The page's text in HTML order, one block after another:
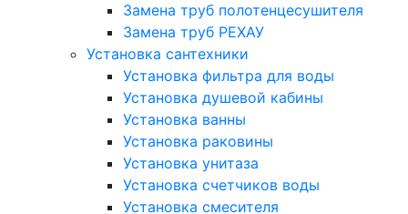
Замена труб полотенцесушителя
Замена труб РЕХАУ
Установка сантехники
Установка фильтра для воды
Установка душевой кабины
Установка ванны
Установка раковины
Установка унитаза
Установка счетчиков воды
Установка смесителя